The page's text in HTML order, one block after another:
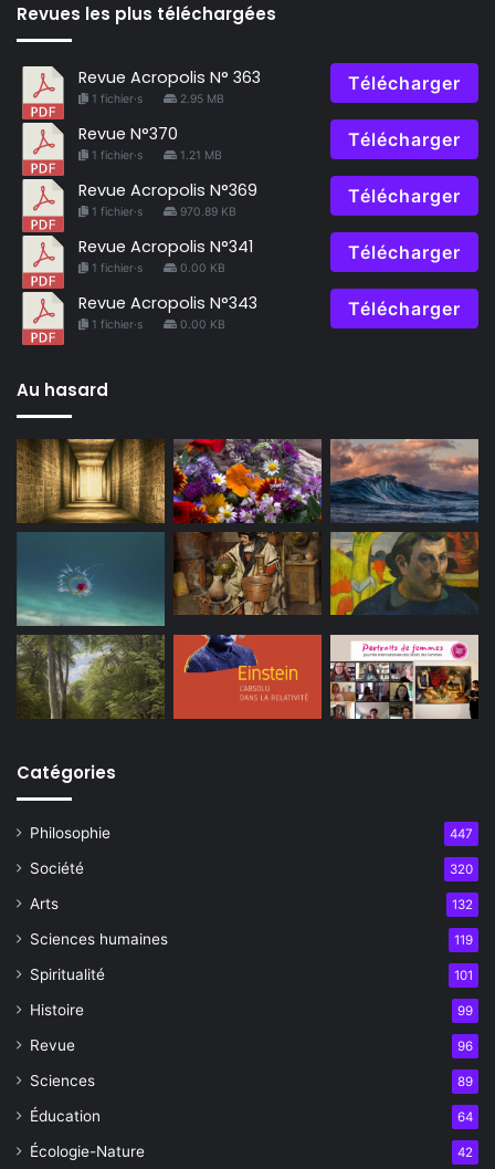
Revues les plus téléchargées
Revue Acropolis N° 363
1 fichier·s 2.95 MB
Télécharger
Revue N°370
1 fichier·s 1.21 MB
Télécharger
Revue Acropolis N°369
1 fichier·s 970.89 KB
Télécharger
Revue Acropolis N°341
1 fichier·s 0.00 KB
Télécharger
Revue Acropolis N°343
1 fichier·s 0.00 KB
Télécharger
Au hasard
Catégories
Philosophie 447
Société 320
Arts 132
Sciences humaines 119
Spiritualité 101
Histoire 99
Revue 96
Sciences 89
Éducation 64
Écologie-Nature 42